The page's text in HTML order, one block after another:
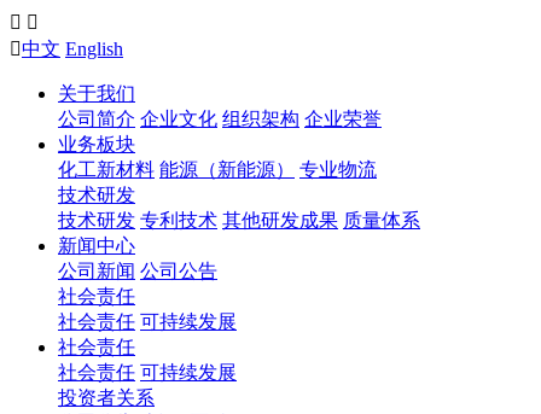
 
中文 English
关于我们
公司简介 企业文化 组织架构 企业荣誉
业务板块
化工新材料 能源（新能源）
专业物流
技术研发
技术研发 专利技术 其他研发成果 质量体系
新闻中心
公司新闻 公司公告
社会责任
社会责任 可持续发展
社会责任
社会责任 可持续发展
投资者关系